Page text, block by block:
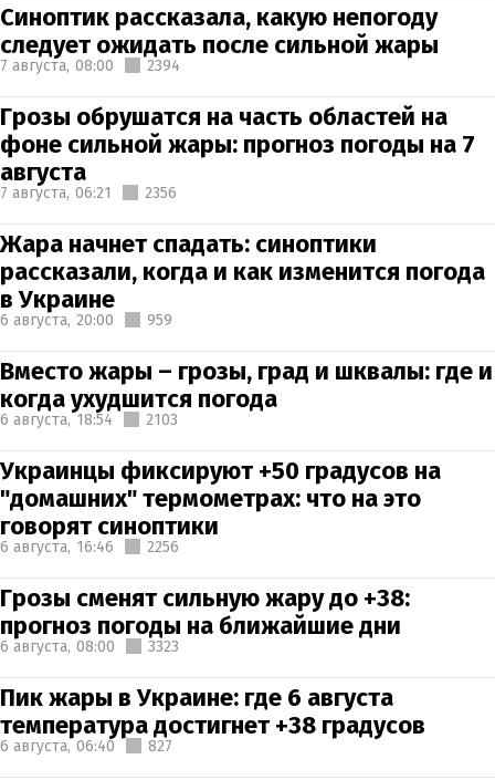
Синоптик рассказала, какую непогоду
следует ожидать после сильной жары
7 августа, 08:00 2394
Грозы обрушатся на часть областей на
фоне сильной жары: прогноз погоды на 7
августа
7 августа, 06:21 2356
Жара начнет спадать: синоптики
рассказали, когда и как изменится погода
в Украине
6 августа, 20:00 959
Вместо жары – грозы, град и шквалы: где и
когда ухудшится погода
6 августа, 18:54 2103
Украинцы фиксируют +50 градусов на
"домашних" термометрах: что на это
говорят синоптики
6 августа, 16:46 2256
Грозы сменят сильную жару до +38:
прогноз погоды на ближайшие дни
6 августа, 08:00 3323
Пик жары в Украине: где 6 августа
температура достигнет +38 градусов
6 августа, 06:40 827